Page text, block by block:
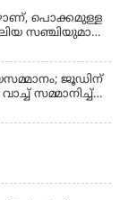
പൊക്കമുള്ള
സഞ്ചിയുമായി
കണ്ടിട്ടു
ജൂഡിന്
സമ്മാനിച്ച്